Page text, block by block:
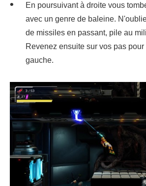
En poursuivant à droite vous
avec un genre de baleine.
de missiles en passant, pile au
Revenez ensuite sur vos pas
gauche.